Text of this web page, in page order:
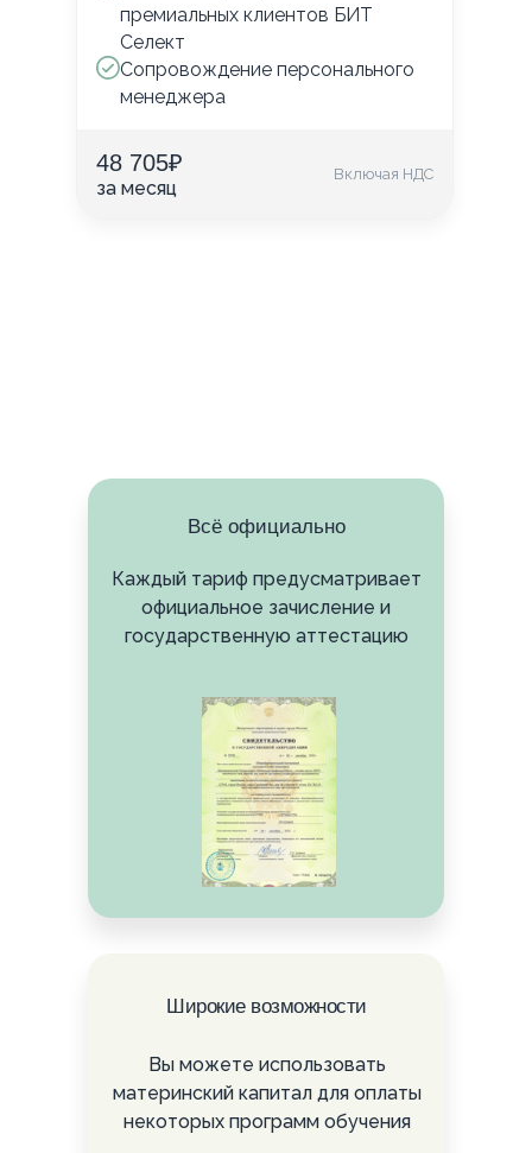
премиальных клиентов БИТ
Селект
Сопровождение персонального
менеджера
48 705₽
за месяц
Включая НДС
Всё официально
Каждый тариф предусматривает
официальное зачисление и
государственную аттестацию
Широкие возможности
Вы можете использовать
материнский капитал для оплаты
некоторых программ обучения